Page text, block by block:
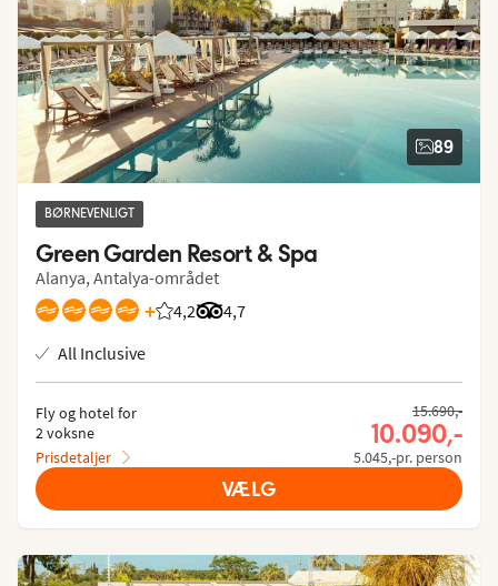
89
BØRNEVENLIGT
Green Garden Resort & Spa
Alanya, Antalya-området
+ 4,2
Bedømmelse fra Spies gæster: 4.238/5
4,7
Bedømmelse fra Tripadvisor: 4.7 of 5
All Inclusive
Fly og hotel for
2 voksne
Prisdetaljer
15.690,-
10.090,-
5.045,-pr. person
VÆLG